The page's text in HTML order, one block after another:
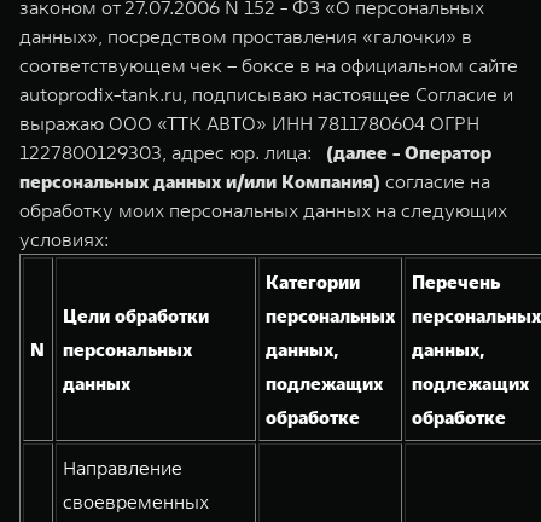
TANK 300
Следуй за открытиями
от 3 999 000 ₽
TANK 400
За пределы возможного
от 5 599 000 ₽
Веди за собой
от 6 499 000 ₽
TANK 700
Сила признания
от 10 199 000 ₽
Тест-драйв
Зарядные станции
ПОКУПКА АВТОМОБИЛЯ
TANK Финансы
Корпоративным клиентам
TANK ФИНАНСЫ
TANK Кредит
TANK Страхование
СЕРВИС
Калькулятор ТО
Нулевое ТО
Сервис
Специальные предложения
Моторные масла
ЦИФРОВЫЕ СЕРВИСЫ TANK
Подписки
GWM ТЕХ ДЕНЬ
Новости
законом от 27.07.2006 N 152 - ФЗ «О персональных
данных», посредством проставления «галочки» в
соответствующем чек – боксе в на официальном сайте
autoprodix-tank.ru, подписываю настоящее Согласие и
выражаю ООО «ТТК АВТО» ИНН 7811780604 ОГРН
1227800129303, адрес юр. лица: (далее - Оператор
персональных данных и/или Компания) согласие на
обработку моих персональных данных на следующих
условиях:
N
Цели обработки
персональных
данных
Категории
персональных
данных,
подлежащих
обработке
Перечень
персональных
данных,
подлежащих
обработке
Направление
своевременных